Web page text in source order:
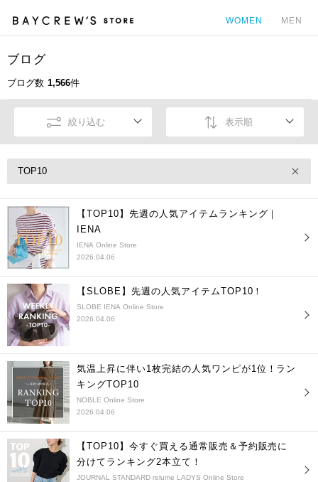
WOMEN MEN
ブログ
ブログ数 1,566件
絞り込む 表示順
TOP10
【TOP10】先週の人気アイテムランキング｜
IENA
IENA Online Store
2026.04.06
【SLOBE】先週の人気アイテムTOP10！
SLOBE IENA Online Store
2026.04.06
気温上昇に伴い1枚完結の人気ワンピが1位！ラン
キングTOP10
NOBLE Online Store
2026.04.06
【TOP10】今すぐ買える通常販売＆予約販売に
分けてランキング2本立て！
JOURNAL STANDARD relume LADYS Online Store